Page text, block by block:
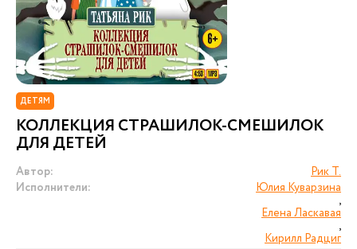
ДЕТЯМ
КОЛЛЕКЦИЯ СТРАШИЛОК-СМЕШИЛОК
ДЛЯ ДЕТЕЙ
Автор:
Рик Т.
Исполнители:
Юлия Куварзина
,
Елена Ласкавая
,
Кирилл Радциг